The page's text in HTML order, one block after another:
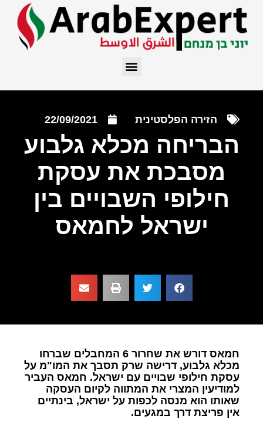
הזירה הפלסטינית 22/09/2021
הבריחה מכלא גלבוע
מסבכת את עסקת
חילופי השבויים בין
ישראל לחמאס
חמאס דורש את שחרור 6 המחבלים שברחו
מכלא גלבוע, דרישה שרק תסבך את המו"מ על
עסקת חילופי שבויים עם ישראל. חמאס העביר
למודיעין המצרי את המתווה לקיום העסקה
שאותו הוא מנסה לכפות על ישראל, בינתיים
אין פריצת דרך במגעים.